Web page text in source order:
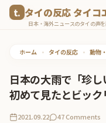
タイの反応 タイコ
日本・海外ニュースのタイの声
ホーム • タイの反応 • 動物
日本の大雨で「珍
初めて見たとビック
2021.09.22 47 Comments